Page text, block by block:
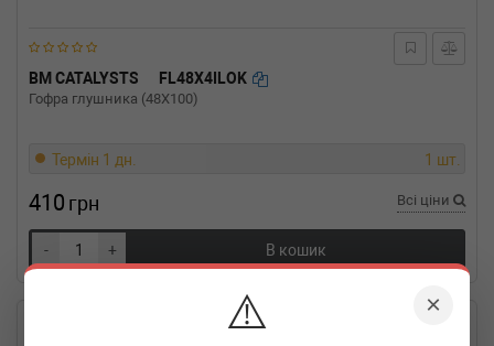
×
⚠️
BM CATALYSTS FL48X4ILOK
Гофра глушника (48X100)
Термін 1 дн. 1 шт.
410 грн Всі ціни
- + В кошик